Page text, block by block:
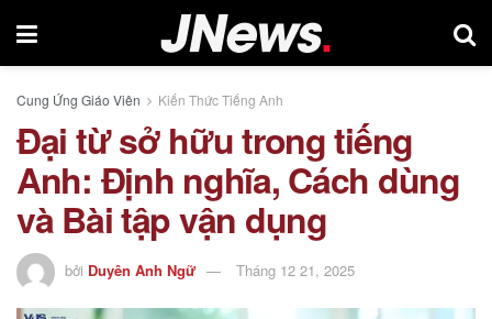
Cung Ứng Giáo Viên Kiến Thức Tiếng Anh
Đại từ sở hữu trong tiếng
Anh: Định nghĩa, Cách dùng
và Bài tập vận dụng
bởi Duyên Anh Ngữ Tháng 12 21, 2025